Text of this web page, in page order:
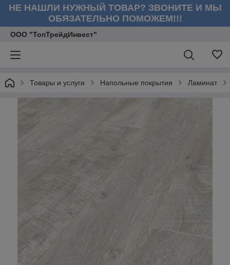
НЕ НАШЛИ НУЖНЫЙ ТОВАР? ЗВОНИТЕ И МЫ
ОБЯЗАТЕЛЬНО ПОМОЖЕМ!!!
ООО "ТопТрейдИнвест"
Товары и услуги Напольные покрытия Ламинат